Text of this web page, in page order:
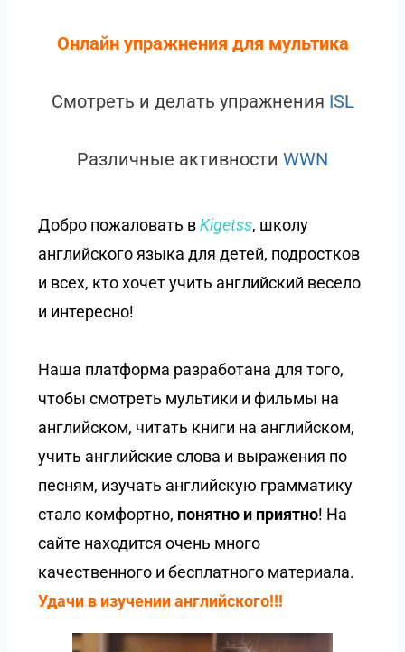
Онлайн упражнения для мультика
Смотреть и делать упражнения ISL
Различные активности WWN
Добро пожаловать вKigetss, школу
английского языка для детей, подростков
и всех, кто хочет учить английский весело
и интересно!
Наша платформа разработана для того,
чтобы смотреть мультики и фильмы на
английском, читать книги на английском,
учить английские слова и выражения по
песням, изучать английскую грамматику
стало комфортно, понятно и приятно! На
сайте находится очень много
качественного и бесплатного материала.
Удачи в изучении английского!!!